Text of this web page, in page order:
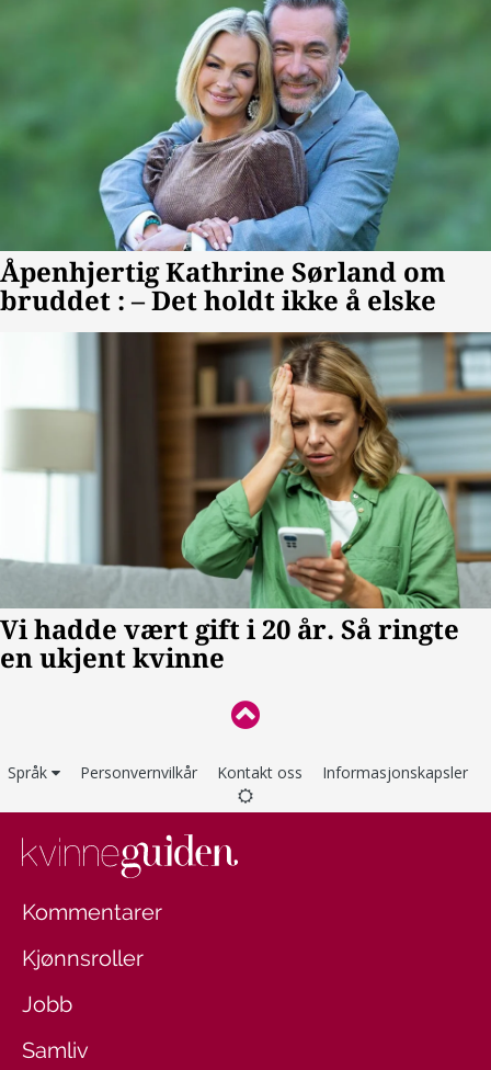
Språk Personvernvilkår Kontakt oss Informasjonskapsler
Kommentarer
Kjønnsroller
Jobb
Samliv